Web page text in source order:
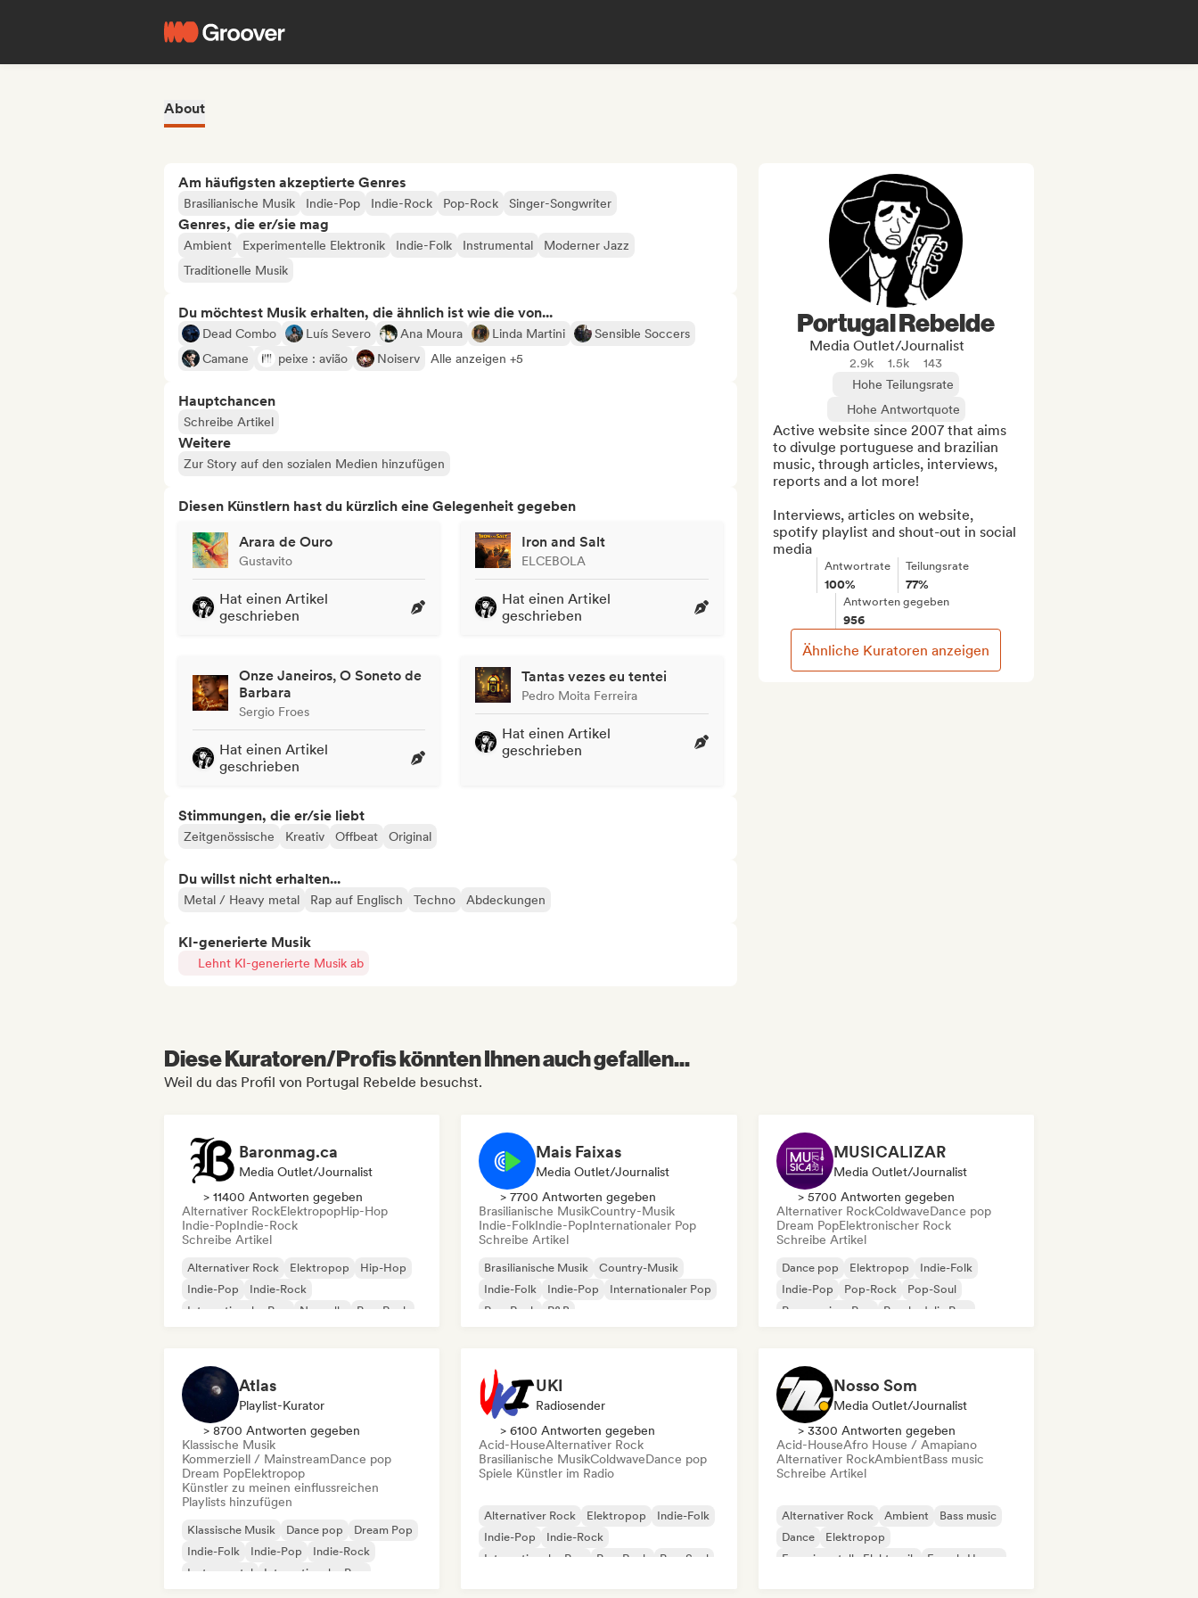
About
Am häufigsten akzeptierte Genres
Brasilianische Musik Indie-Pop Indie-Rock Pop-Rock Singer-Songwriter
Genres, die er/sie mag
Ambient Experimentelle Elektronik Indie-Folk Instrumental
Moderner Jazz
Traditionelle Musik
Du möchtest Musik erhalten, die ähnlich ist wie die von...
Dead Combo Luís Severo Ana Moura Linda Martini
Sensible Soccers
Camane
peixe : avião Noiserv Alle anzeigen +5
Hauptchancen
Schreibe Artikel
Weitere
Zur Story auf den sozialen Medien hinzufügen
Diesen Künstlern hast du kürzlich eine Gelegenheit gegeben
Arara de Ouro
Gustavito
Hat einen Artikel
geschrieben
Iron and Salt
ELCEBOLA
Hat einen Artikel
geschrieben
Onze Janeiros, O Soneto de
Barbara
Sergio Froes
Hat einen Artikel
geschrieben
Tantas vezes eu tentei
Pedro Moita Ferreira
Hat einen Artikel
geschrieben
Stimmungen, die er/sie liebt
Zeitgenössische Kreativ Offbeat Original
Du willst nicht erhalten...
Metal / Heavy metal Rap auf Englisch Techno Abdeckungen
KI-generierte Musik
Lehnt KI-generierte Musik ab
Portugal Rebelde
Media Outlet/Journalist
2.9k 1.5k
143
Hohe Teilungsrate
Hohe Antwortquote
Active website since 2007 that aims
to divulge portuguese and brazilian
music, through articles, interviews,
reports and a lot more!
Interviews, articles on website,
spotify playlist and shout-out in social
media
Antwortrate
100%
Teilungsrate
77%
Antworten gegeben
956
Ähnliche Kuratoren anzeigen
Diese Kuratoren/Profis könnten Ihnen auch gefallen...
Weil du das Profil von Portugal Rebelde besuchst.
Baronmag.ca
Media Outlet/Journalist
> 11400 Antworten gegeben
Alternativer RockElektropopHip-Hop
Indie-PopIndie-Rock
Schreibe Artikel
Alternativer Rock Elektropop
Hip-Hop
Indie-Pop
Indie-Rock
Internationaler Pop
Nouvelle Pop-Rock
Mais Faixas
Media Outlet/Journalist
> 7700 Antworten gegeben
Brasilianische MusikCountry-Musik
Indie-FolkIndie-PopInternationaler Pop
Schreibe Artikel
Brasilianische Musik
Country-Musik
Indie-Folk
Indie-Pop
Internationaler Pop
Pop-Rock
R&B
MUSICALIZAR
Media Outlet/Journalist
> 5700 Antworten gegeben
Alternativer RockColdwaveDance pop
Dream PopElektronischer Rock
Schreibe Artikel
Dance pop Elektropop
Indie-Folk
Indie-Pop
Pop-Rock
Pop-Soul
Progressiver Pop
Psychedelic Pop
Atlas
Playlist-Kurator
> 8700 Antworten gegeben
Klassische Musik
Kommerziell / MainstreamDance pop
Dream PopElektropop
Künstler zu meinen einflussreichen
Playlists hinzufügen
Klassische Musik Dance pop
Dream Pop
Indie-Folk
Indie-Pop
Indie-Rock
Instrumental
Internationaler Pop
UKI
Radiosender
> 6100 Antworten gegeben
Acid-HouseAlternativer Rock
Brasilianische MusikColdwaveDance pop
Spiele Künstler im Radio
Alternativer Rock Elektropop
Indie-Folk
Indie-Pop
Indie-Rock
Internationaler Pop
Pop-Rock Pop-Soul
Nosso Som
Media Outlet/Journalist
> 3300 Antworten gegeben
Acid-HouseAfro House / Amapiano
Alternativer RockAmbientBass music
Schreibe Artikel
Alternativer Rock Ambient
Bass music
Dance
Elektropop
Experimentelle Elektronik
French-House